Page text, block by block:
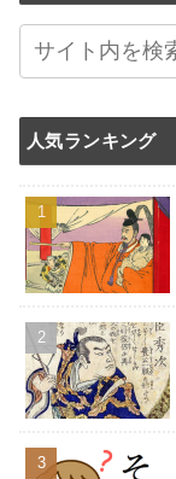
人気ランキング